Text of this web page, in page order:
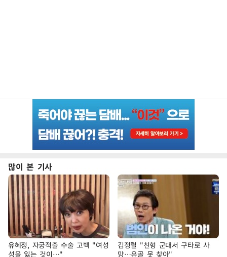
많이 본 기사
유혜정, 자궁적출 수술 고백 "여성
성을 잃는 것이…"
김정렬 "친형 군대서 구타로 사
망…유골 못 찾아"